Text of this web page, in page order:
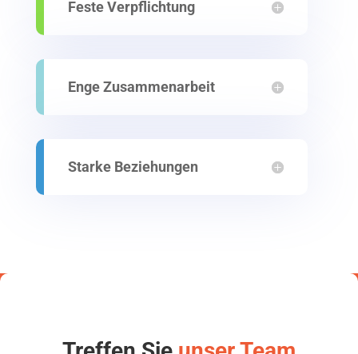
Feste Verpflichtung
Enge Zusammenarbeit
Starke Beziehungen